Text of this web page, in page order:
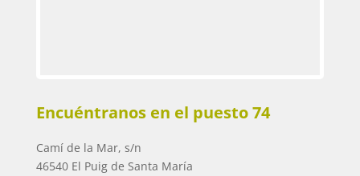
Encuéntranos en el puesto 74
Camí de la Mar, s/n
46540 El Puig de Santa María